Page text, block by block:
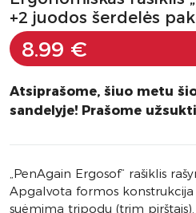
+2 juodos šerdelės
8.99 €
Atsiprašome, šiuo metu
sandelyje! Prašome
„PenAgain Ergosof“ rašiklis
Apgalvota formos
suėmimą tripodu (trim